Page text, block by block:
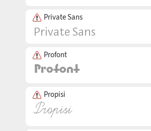
Private Sans
Profont
Propisi